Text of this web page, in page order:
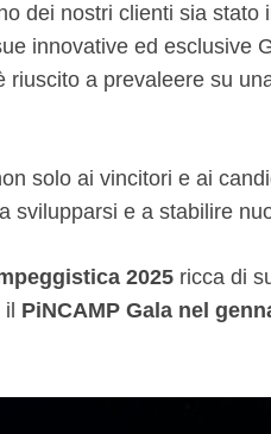
dei nostri clienti sia
innovative ed esclusive
a prevaleere su
solo ai vincitori e ai
svilupparsi e a stabilire
2025 ricca di
PiNCAMP Gala nel